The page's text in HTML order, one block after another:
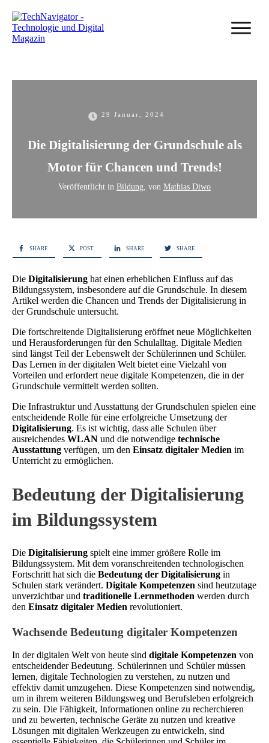
29 Januar, 2024
Die Digitalisierung der Grundschule als
Motor für Chancen und Trends!
Veröffentlicht in Bildung , von Mathias Diwo
SHARE POST SHARE SHARE
Die Digitalisierung hat einen erheblichen Einfluss auf das
Bildungssystem, insbesondere auf die Grundschule. In diesem
Artikel werden die Chancen und Trends der Digitalisierung in
der Grundschule untersucht.
Die fortschreitende Digitalisierung eröffnet neue Möglichkeiten
und Herausforderungen für den Schulalltag. Digitale Medien
sind längst Teil der Lebenswelt der Schülerinnen und Schüler.
Das Lernen in der digitalen Welt bietet eine Vielzahl von
Vorteilen und erfordert neue digitale Kompetenzen, die in der
Grundschule vermittelt werden sollten.
Die Infrastruktur und Ausstattung der Grundschulen spielen eine
entscheidende Rolle für eine erfolgreiche Umsetzung der
Digitalisierung. Es ist wichtig, dass alle Schulen über
ausreichendes WLAN und die notwendige technische
Ausstattung verfügen, um den Einsatz digitaler Medien im
Unterricht zu ermöglichen.
Bedeutung der Digitalisierung
im Bildungssystem
Die Digitalisierung spielt eine immer größere Rolle im
Bildungssystem. Mit dem voranschreitenden technologischen
Fortschritt hat sich die Bedeutung der Digitalisierung in
Schulen stark verändert. Digitale Kompetenzen sind heutzutage
unverzichtbar und traditionelle Lernmethoden werden durch
den Einsatz digitaler Medien revolutioniert.
Wachsende Bedeutung digitaler Kompetenzen
In der digitalen Welt von heute sind digitale Kompetenzen von
entscheidender Bedeutung. Schülerinnen und Schüler müssen
lernen, digitale Technologien zu verstehen, zu nutzen und
effektiv damit umzugehen. Diese Kompetenzen sind notwendig,
um in ihrem weiteren Bildungsweg und Berufsleben erfolgreich
zu sein. Die Fähigkeit, Informationen online zu recherchieren
und zu bewerten, technische Geräte zu nutzen und kreative
Lösungen mit digitalen Werkzeugen zu entwickeln, sind